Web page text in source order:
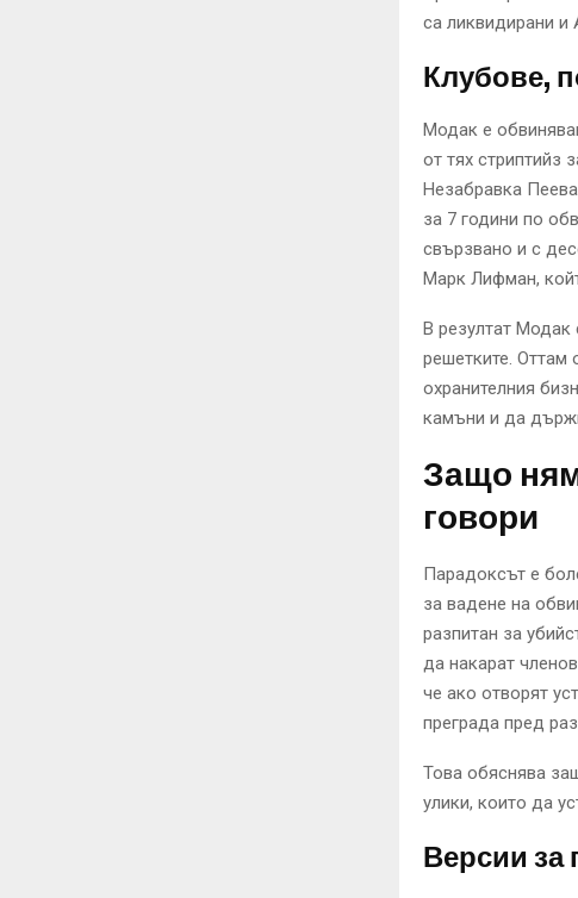
са ликвидирани и
Клубове,
Модак е
от тях стриптийз
Незабравка
за 7 години по
свързвано и с
Марк Лифман,
В резултат Модак
решетките. Оттам
охранителния
камъни и да
Защо
говори
Парадоксът е
за вадене на
разпитан за
да накарат
че ако отворят
преграда пред
Това обяснява
улики, които да
Версии за